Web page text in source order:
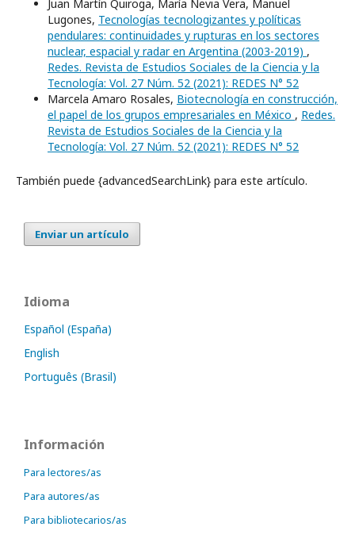
Juan Martín Quiroga, María Nevia Vera, Manuel
Lugones, Tecnologías tecnologizantes y políticas
pendulares: continuidades y rupturas en los sectores
nuclear, espacial y radar en Argentina (2003-2019) ,
Redes. Revista de Estudios Sociales de la Ciencia y la
Tecnología: Vol. 27 Núm. 52 (2021): REDES N° 52
Marcela Amaro Rosales, Biotecnología en construcción,
el papel de los grupos empresariales en México , Redes.
Revista de Estudios Sociales de la Ciencia y la
Tecnología: Vol. 27 Núm. 52 (2021): REDES N° 52
También puede {advancedSearchLink} para este artículo.
Enviar un artículo
Idioma
Español (España)
English
Português (Brasil)
Información
Para lectores/as
Para autores/as
Para bibliotecarios/as